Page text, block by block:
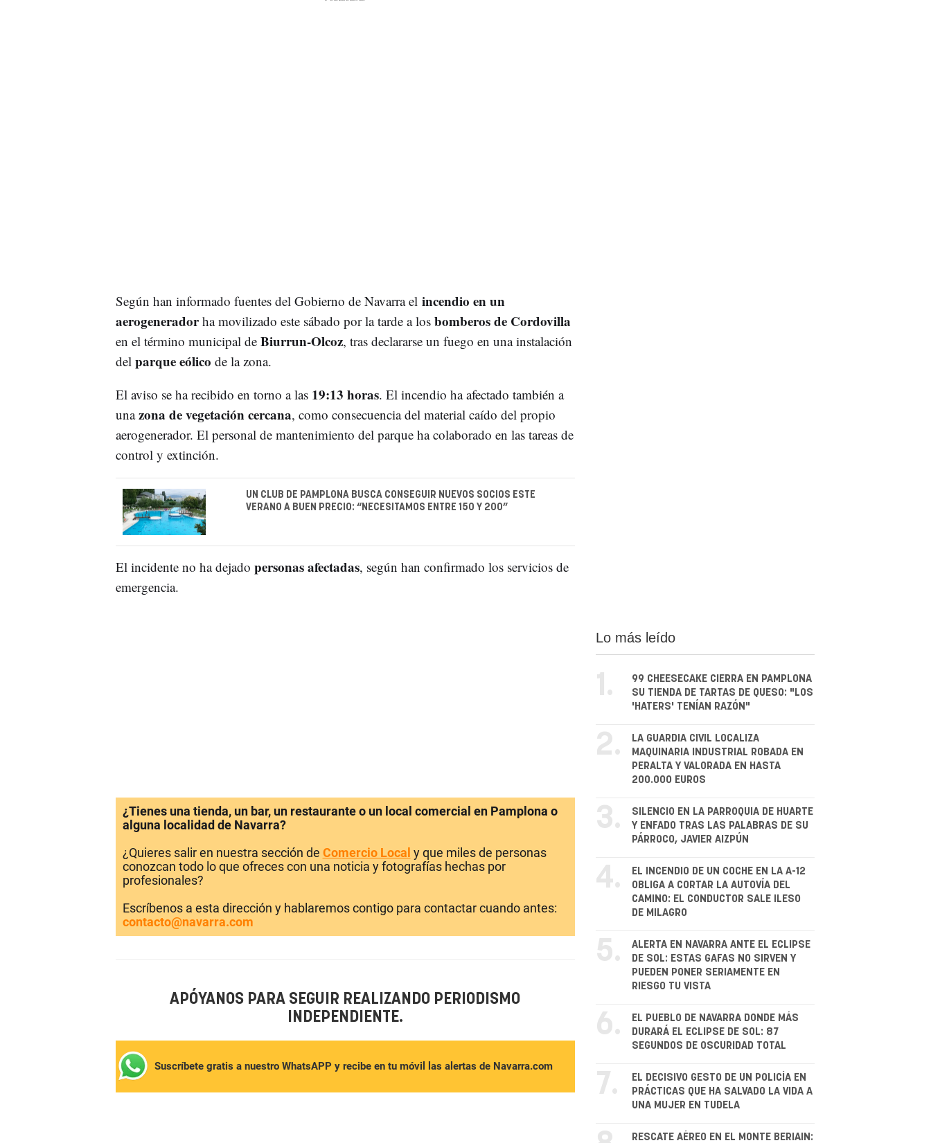
Según han informado fuentes del Gobierno de Navarra el incendio en un
aerogeneradorha movilizado este sábado por la tarde a los bomberos de Cordovilla
en el término municipal de Biurrun-Olcoz, tras declararse un fuego en una instalación
del parque eólico de la zona.
El aviso se ha recibido en torno a las 19:13 horas. El incendio ha afectado también a
unazona de vegetación cercana, como consecuencia del material caído del propio
aerogenerador. El personal de mantenimiento del parque ha colaborado en las tareas de
control y extinción.
UN CLUB DE PAMPLONA BUSCA CONSEGUIR NUEVOS SOCIOS ESTE
VERANO A BUEN PRECIO: “NECESITAMOS ENTRE 150 Y 200”
El incidente no ha dejado personas afectadas, según han confirmado los servicios de
emergencia.
¿Tienes una tienda, un bar, un restaurante o un local comercial en Pamplona o
alguna localidad de Navarra?
¿Quieres salir en nuestra sección de Comercio Local y que miles de personas
conozcan todo lo que ofreces con una noticia y fotografías hechas por
profesionales?
Escríbenos a esta dirección y hablaremos contigo para contactar cuando antes:
contacto@navarra.com
APÓYANOS PARA SEGUIR REALIZANDO PERIODISMO
INDEPENDIENTE.
Suscríbete gratis a nuestro WhatsAPP y recibe en tu móvil las alertas de Navarra.com
Lo más leído
1.
99 CHEESECAKE CIERRA EN PAMPLONA
SU TIENDA DE TARTAS DE QUESO: "LOS
'HATERS' TENÍAN RAZÓN"
2.
LA GUARDIA CIVIL LOCALIZA
MAQUINARIA INDUSTRIAL ROBADA EN
PERALTA Y VALORADA EN HASTA
200.000 EUROS
3.
SILENCIO EN LA PARROQUIA DE HUARTE
Y ENFADO TRAS LAS PALABRAS DE SU
PÁRROCO, JAVIER AIZPÚN
4.
EL INCENDIO DE UN COCHE EN LA A-12
OBLIGA A CORTAR LA AUTOVÍA DEL
CAMINO: EL CONDUCTOR SALE ILESO
DE MILAGRO
5.
ALERTA EN NAVARRA ANTE EL ECLIPSE
DE SOL: ESTAS GAFAS NO SIRVEN Y
PUEDEN PONER SERIAMENTE EN
RIESGO TU VISTA
6.
EL PUEBLO DE NAVARRA DONDE MÁS
DURARÁ EL ECLIPSE DE SOL: 87
SEGUNDOS DE OSCURIDAD TOTAL
7.
EL DECISIVO GESTO DE UN POLICÍA EN
PRÁCTICAS QUE HA SALVADO LA VIDA A
UNA MUJER EN TUDELA
RESCATE AÉREO EN EL MONTE BERIAIN: